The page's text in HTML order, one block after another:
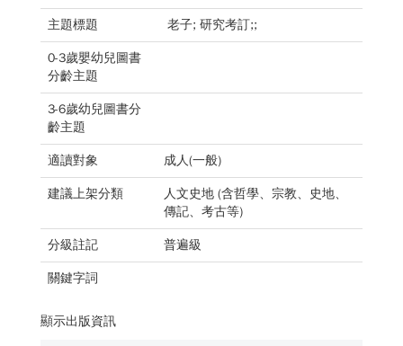
主題標題 老子; 研究考訂;;
0-3歲嬰幼兒圖書
分齡主題
3-6歲幼兒圖書分
齡主題
適讀對象 成人(一般)
建議上架分類
人文史地 (含哲學、宗教、史地、
傳記、考古等)
分級註記 普遍級
關鍵字詞
顯示出版資訊